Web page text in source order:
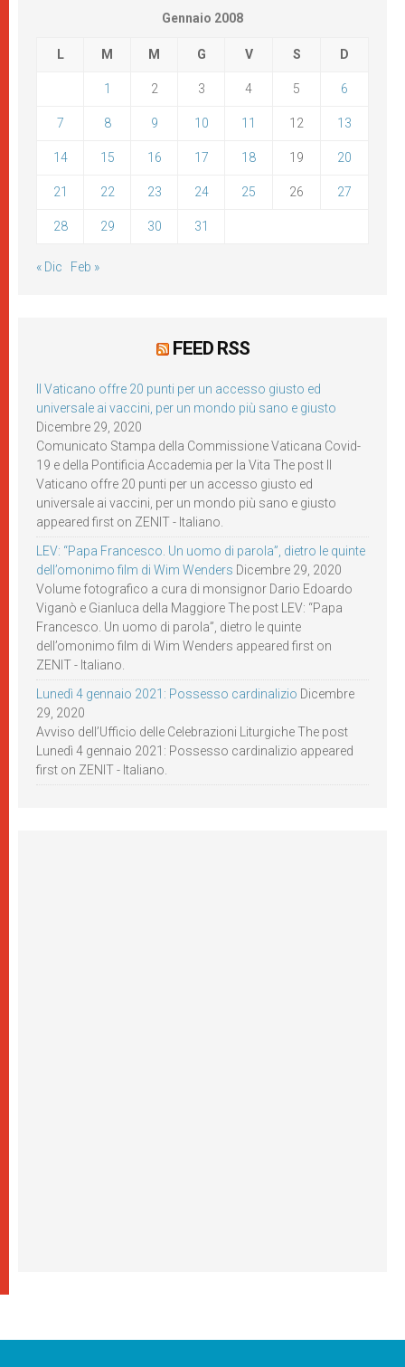
Gennaio 2008
L M M G V S D
1 2 3 4 5 6
7 8 9 10 11 12 13
14 15 16 17 18 19 20
21 22 23 24 25 26 27
28 29 30 31
« Dic Feb »
FEED RSS
Il Vaticano offre 20 punti per un accesso giusto ed
universale ai vaccini, per un mondo più sano e giusto
Dicembre 29, 2020
Comunicato Stampa della Commissione Vaticana Covid-
19 e della Pontificia Accademia per la Vita The post Il
Vaticano offre 20 punti per un accesso giusto ed
universale ai vaccini, per un mondo più sano e giusto
appeared first on ZENIT - Italiano.
LEV: “Papa Francesco. Un uomo di parola”, dietro le quinte
dell’omonimo film di Wim Wenders Dicembre 29, 2020
Volume fotografico a cura di monsignor Dario Edoardo
Viganò e Gianluca della Maggiore The post LEV: “Papa
Francesco. Un uomo di parola”, dietro le quinte
dell’omonimo film di Wim Wenders appeared first on
ZENIT - Italiano.
Lunedì 4 gennaio 2021: Possesso cardinalizio Dicembre
29, 2020
Avviso dell’Ufficio delle Celebrazioni Liturgiche The post
Lunedì 4 gennaio 2021: Possesso cardinalizio appeared
first on ZENIT - Italiano.